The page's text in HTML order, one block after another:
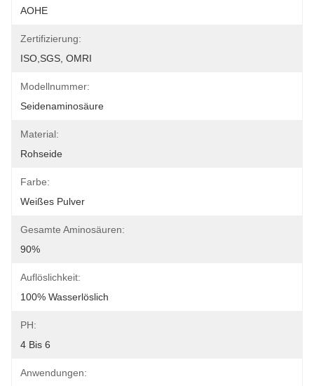
AOHE
Zertifizierung:
ISO,SGS, OMRI
Modellnummer:
Seidenaminosäure
Material:
Rohseide
Farbe:
Weißes Pulver
Gesamte Aminosäuren:
90%
Auflöslichkeit:
100% Wasserlöslich
PH:
4 Bis 6
Anwendungen: